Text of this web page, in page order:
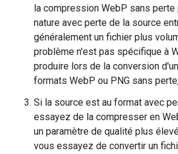
la compression WebP sans perte
nature avec perte de la source
généralement un fichier plus
problème n'est pas spécifique à
produire lors de la conversion
formats WebP ou PNG sans
Si la source est au format avec
essayez de la compresser en
un paramètre de qualité plus
vous essayez de convertir un